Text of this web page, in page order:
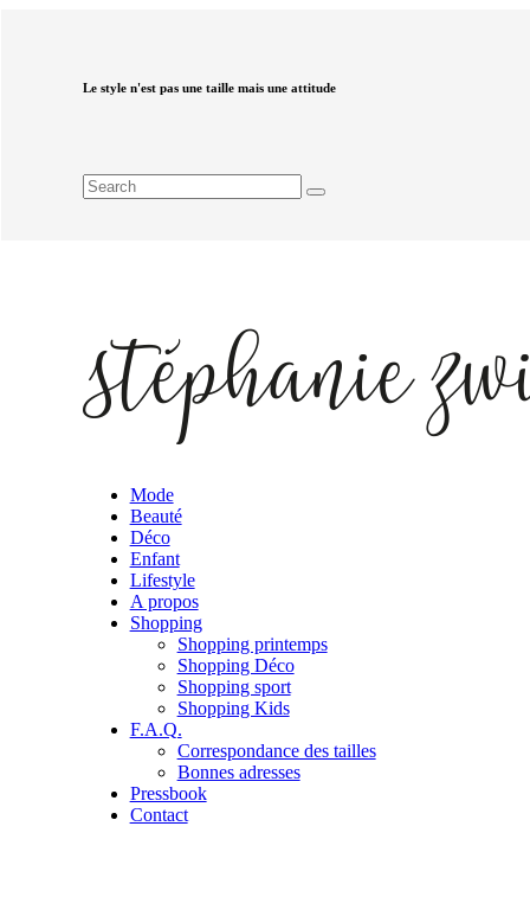
Le style n'est pas une taille mais une attitude
Mode
Beauté
Déco
Enfant
Lifestyle
A propos
Shopping
Shopping printemps
Shopping Déco
Shopping sport
Shopping Kids
F.A.Q.
Correspondance des tailles
Bonnes adresses
Pressbook
Contact